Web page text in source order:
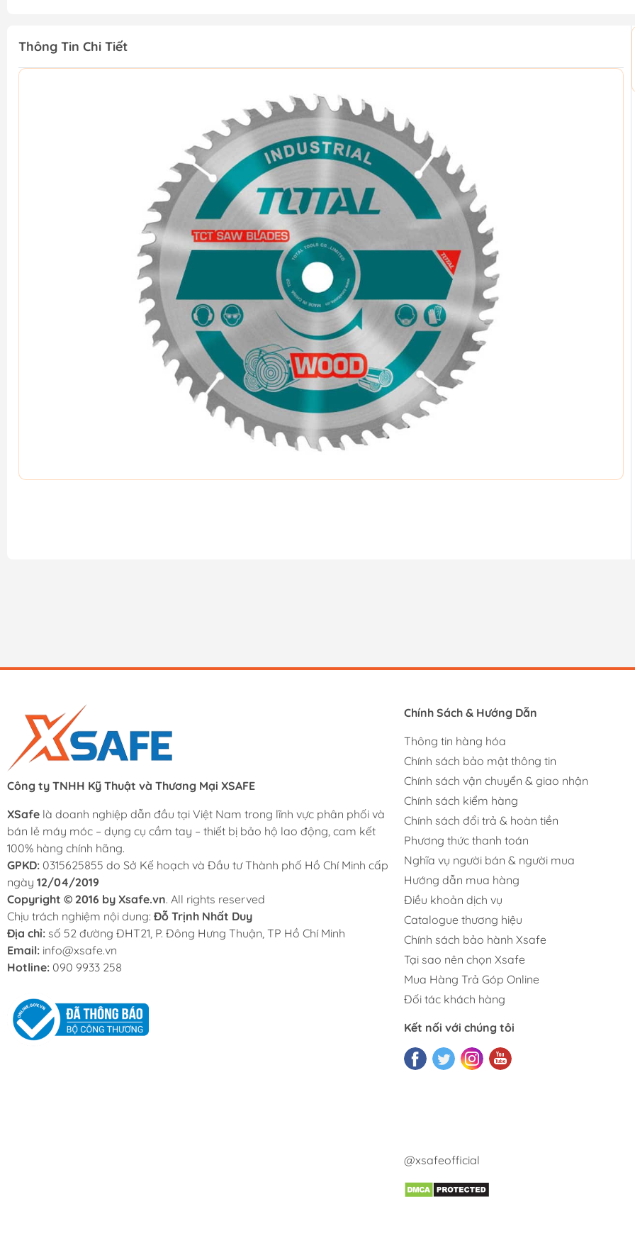
Thông Tin Chi Tiết
Công ty TNHH Kỹ Thuật và Thương Mại XSAFE
XSafe là doanh nghiệp dẫn đầu tại Việt Nam trong lĩnh vực phân phối và
bán lẻ máy móc – dụng cụ cầm tay – thiết bị bảo hộ lao động, cam kết
100% hàng chính hãng.
GPKD: 0315625855 do Sở Kế hoạch và Đầu tư Thành phố Hồ Chí Minh cấp
ngày 12/04/2019
Copyright © 2016 by Xsafe.vn. All rights reserved
Chịu trách nghiệm nội dung: Đỗ Trịnh Nhất Duy
Địa chỉ: số 52 đường ĐHT21, P. Đông Hưng Thuận, TP Hồ Chí Minh
Email: info@xsafe.vn
Hotline: 090 9933 258
Chính Sách & Hướng Dẫn
Thông tin hàng hóa
Chính sách bảo mật thông tin
Chính sách vận chuyển & giao nhận
Chính sách kiểm hàng
Chính sách đổi trả & hoàn tiền
Phương thức thanh toán
Nghĩa vụ người bán & người mua
Hướng dẫn mua hàng
Điều khoản dịch vụ
Catalogue thương hiệu
Chính sách bảo hành Xsafe
Tại sao nên chọn Xsafe
Mua Hàng Trả Góp Online
Đối tác khách hàng
Kết nối với chúng tôi
@xsafeofficial